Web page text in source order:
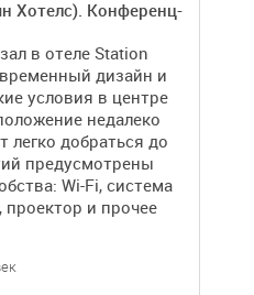
Хотелс). Конференц-
в отеле Station
дизайн и
условия в центре
недалеко
легко добраться до
предусмотрены
Wi-Fi, система
и прочее